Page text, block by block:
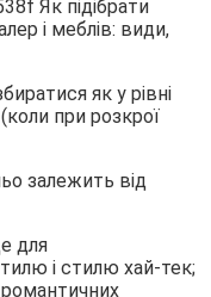
як у рівні
при розкрої
залежить від
для
і стилю хай-тек;